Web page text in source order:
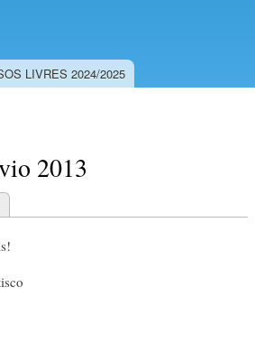
LIVRES 2024/2025
2013